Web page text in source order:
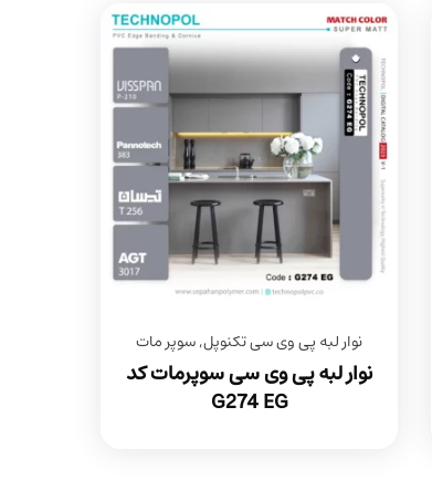
نوار لبه پی وی سی تکنوپل,سوپر مات
نوار لبه پی وی سی سوپرمات کد
G274 EG